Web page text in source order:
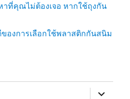
ที่คุณไม่ต้องเจอ หากใช้ถุงกัน
องการเลือกใช้พลาสติกกันสนิม
expand